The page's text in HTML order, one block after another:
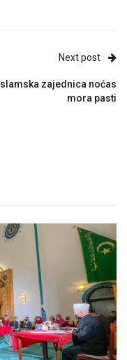
Next post
Islamska zajednica noćas
mora pasti